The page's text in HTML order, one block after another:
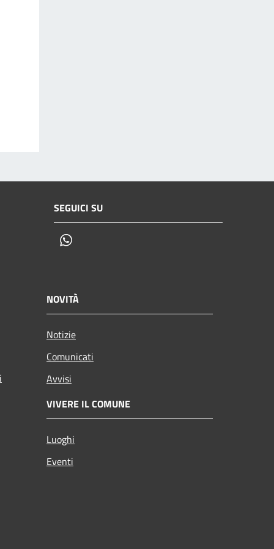
SEGUICI SU
NOVITÀ
Notizie
Comunicati
Avvisi
VIVERE IL COMUNE
Luoghi
Eventi